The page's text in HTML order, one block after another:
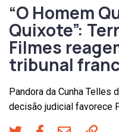
“O Homem
Quixote”:
Filmes
tribunal
Pandora da Cunha Telles
decisão judicial favorece